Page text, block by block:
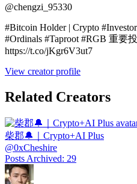
@chengzi_95330
#Bitcoin Holder | Crypto
#Ordinals #Taproot #RGB 重要
https://t.co/jKgr6V3ut7
View creator profile
Related Creators
柴郡🔔｜Crypto+AI Plus
@0xCheshire
Posts Archived: 29